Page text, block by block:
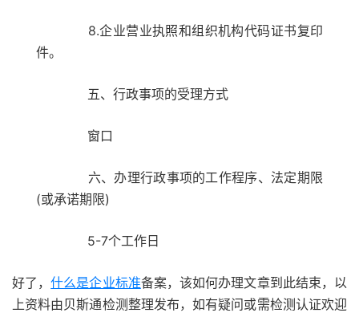
8.企业营业执照和组织机构代码证书复印
件。
五、行政事项的受理方式
窗口
六、办理行政事项的工作程序、法定期限
(或承诺期限)
5-7个工作日
好了，什么是企业标准备案，该如何办理文章到此结束，以
上资料由贝斯通检测整理发布，如有疑问或需检测认证欢迎